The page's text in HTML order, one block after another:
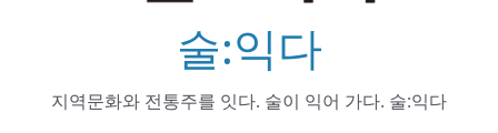
술:익다
지역문화와 전통주를 잇다. 술이 익어 가다. 술:익다